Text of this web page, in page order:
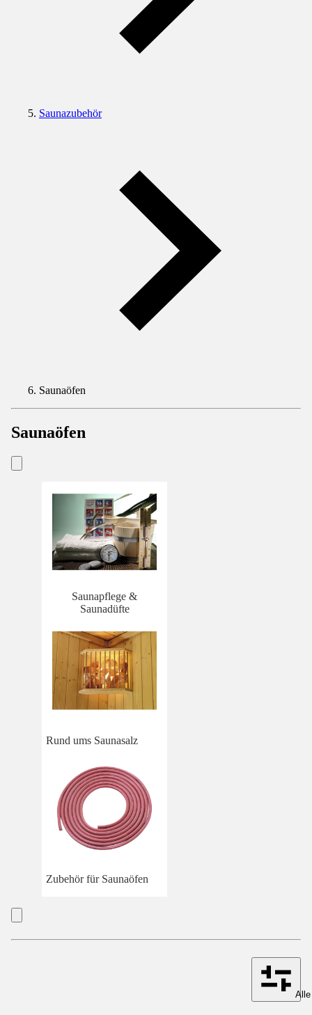
Saunazubehör
Saunaöfen
Saunaöfen
Saunapflege &
Saunadüfte
Rund ums Saunasalz
Zubehör für Saunaöfen